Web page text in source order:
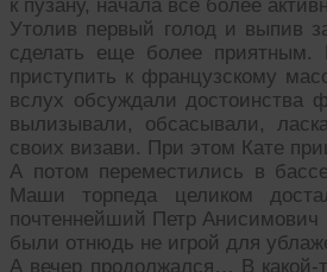
к пузану, начала все более
Утолив первый голод и выпив
сделать еще более
приступить к французскому
вслух обсуждали достоинства
вылизывали, обсасывали,
своих визави. При этом Кате
А потом переместились в
Маши торпеда целиком
почтеннейший Петр Анисимович
были отнюдь не игрой для
А вечер продолжался… В